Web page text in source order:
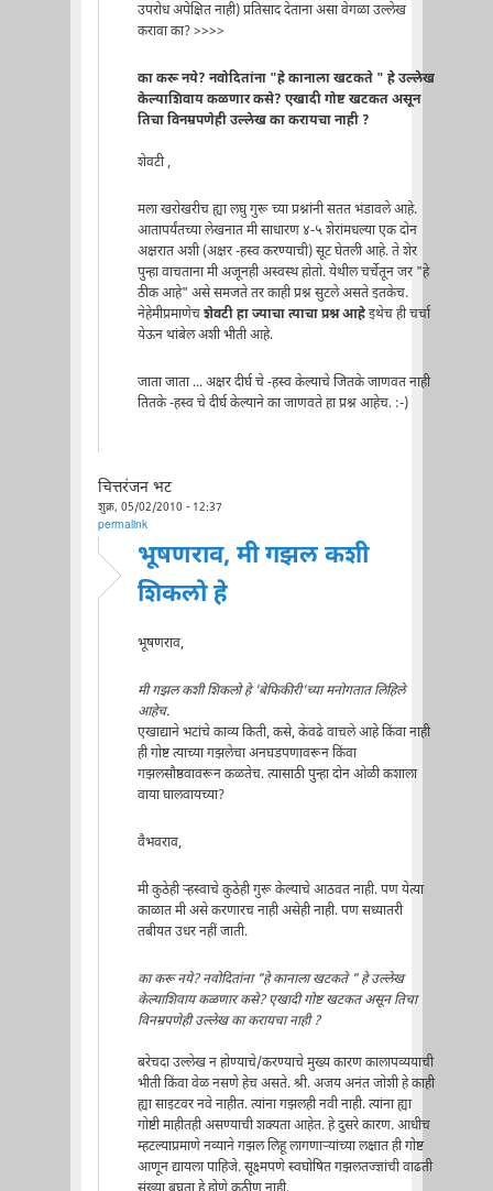
उपरोध अपेक्षित नाही) प्रतिसाद देताना असा वेगळा उल्लेख
करावा का? >>>>
का करू नये? नवोदितांना "हे कानाला खटकते " हे उल्लेख
केल्याशिवाय कळणार कसे? एखादी गोष्ट खटकत असून
तिचा विनम्रपणेही उल्लेख का करायचा नाही ?
शेवटी ,
मला खरोखरीच ह्या लघु गुरू च्या प्रश्नांनी सतत भंडावले आहे.
आतापर्यंतच्या लेखनात मी साधारण ४-५ शेरांमधल्या एक दोन
अक्षरात अशी (अक्षर -हस्व करण्याची) सूट घेतली आहे. ते शेर
पुन्हा वाचताना मी अजूनही अस्वस्थ होतो. येथील चर्चेतून जर "हे
ठीक आहे" असे समजते तर काही प्रश्न सुटले असते इतकेच.
नेहेमीप्रमाणेचशेवटी हा ज्याचा त्याचा प्रश्न आहेइथेच ही चर्चा
येऊन थांबेल अशी भीती आहे.
जाता जाता ... अक्षर दीर्घ चे -हस्व केल्याचे जितके जाणवत नाही
तितके -हस्व चे दीर्घ केल्याने का जाणवते हा प्रश्न आहेच. :-)
चित्तरंजन भट
शुक्र, 05/02/2010 - 12:37
permalink
भूषणराव, मी गझल कशी
शिकलो हे
भूषणराव,
मी गझल कशी शिकलो हे 'बेफिकीरी'च्या मनोगतात लिहिले
आहेच.
एखाद्याने भटांचे काव्य किती, कसे, केवढे वाचले आहे किंवा नाही
ही गोष्ट त्याच्या गझलेचा अनघडपणावरून किंवा
गझलसौष्ठवावरून कळतेच. त्यासाठी पुन्हा दोन ओळी कशाला
वाया घालवायच्या?
वैभवराव,
मी कुठेही ऱ्हस्वाचे कुठेही गुरू केल्याचे आठवत नाही. पण येत्या
काळात मी असे करणारच नाही असेही नाही. पण सध्यातरी
तबीयत उधर नहीं जाती.
का करू नये? नवोदितांना "हे कानाला खटकते " हे उल्लेख
केल्याशिवाय कळणार कसे? एखादी गोष्ट खटकत असून तिचा
विनम्रपणेही उल्लेख का करायचा नाही ?
बरेचदा उल्लेख न होण्याचे/करण्याचे मुख्य कारण कालापव्ययाची
भीती किंवा वेळ नसणे हेच असते. श्री. अजय अनंत जोशी हे काही
ह्या साइटवर नवे नाहीत. त्यांना गझलही नवी नाही. त्यांना ह्या
गोष्टी माहीतही असण्याची शक्यता आहेत. हे दुसरे कारण. आधीच
म्हटल्याप्रमाणे नव्याने गझल लिहू लागणाऱ्यांच्या लक्षात ही गोष्ट
आणून द्यायला पाहिजे. सूक्ष्मपणे स्वघोषित गझलतज्ज्ञांची वाढती